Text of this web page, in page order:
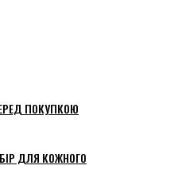
ПОКУПКОЮ
ДЛЯ КОЖНОГО